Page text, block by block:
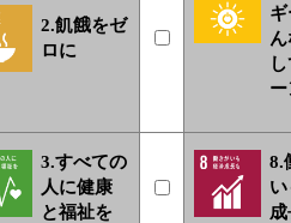
2.飢餓をゼ
ロに
3.すべての
人に健康
と福祉を
8.